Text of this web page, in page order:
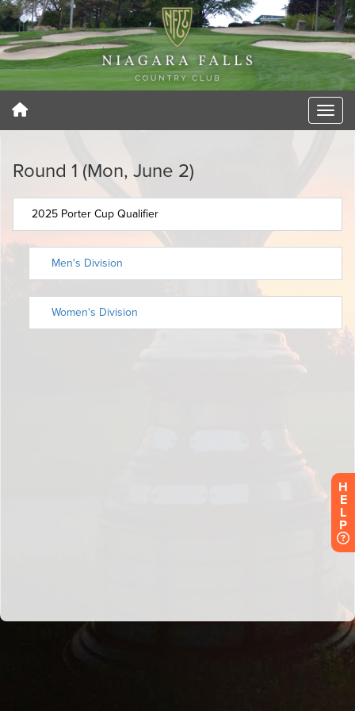
H
E
L
P